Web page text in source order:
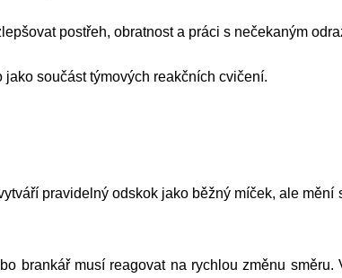
postřeh, obratnost a práci s nečekaným
součást týmových reakčních cvičení.
pravidelný odskok jako běžný míček, ale
brankář musí reagovat na rychlou změnu